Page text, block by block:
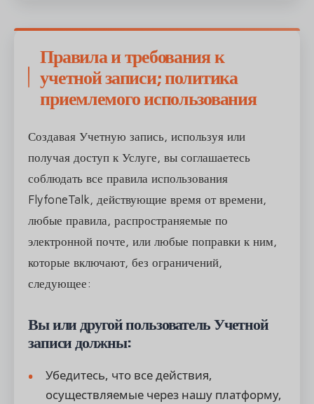
Правила и требования к
учетной записи; политика
приемлемого использования
Создавая Учетную запись, используя или
получая доступ к Услуге, вы соглашаетесь
соблюдать все правила использования
FlyfoneTalk, действующие время от времени,
любые правила, распространяемые по
электронной почте, или любые поправки к ним,
которые включают, без ограничений,
следующее:
Вы или другой пользователь Учетной
записи должны:
Убедитесь, что все действия,
осуществляемые через нашу платформу,